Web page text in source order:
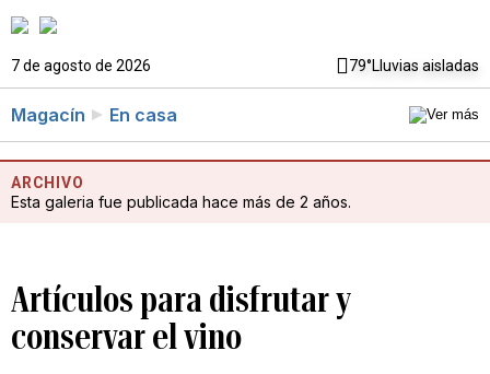
7 de agosto de 2026 79°Lluvias aisladas
Magacín En casa
ARCHIVO
Esta galeria fue publicada hace más de 2 años.
Artículos para disfrutar y
conservar el vino